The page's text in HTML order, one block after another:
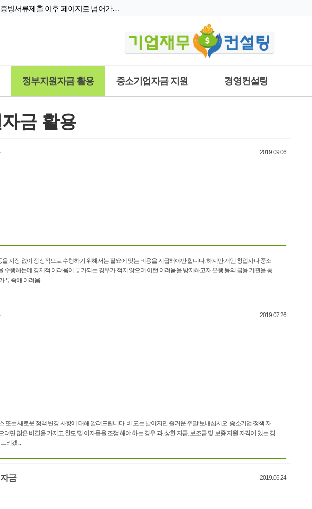
영컨설팅 꿀팁
팅 회사가 하는 일과 직급
원
경영안정자금
원
중소기업자금 지원조건
중소기업 정책자금융자
정부지원자금 활용 중소기업자금 지원 경영컨설팅
금 활용
2019.09.06
지장 없이 정상적으로 수행하기 위해서는 필요에 맞는 비용을 지급해야만 합니다. 하지만 개인 창업자나 중소
수행하는데 경제적 어려움이 부가되는 경우가 적지 않으며 이런 어려움을 방지하고자 은행 등의 금융 기관을 통
부족해 어려움...
2019.07.26
또는 새로운 정책 변경 사항에 대해 알려드립니다. 비 오는 날이지만 즐거운 주말 보내십시오. 중소기업 정책 자
려면 많은 비결을 가지고 한도 및 이자율을 조정 해야 하는 경우 과, 상환 자금, 보조금 및 보증 지원 자격이 있는 경
리겠...
2019.06.24
금